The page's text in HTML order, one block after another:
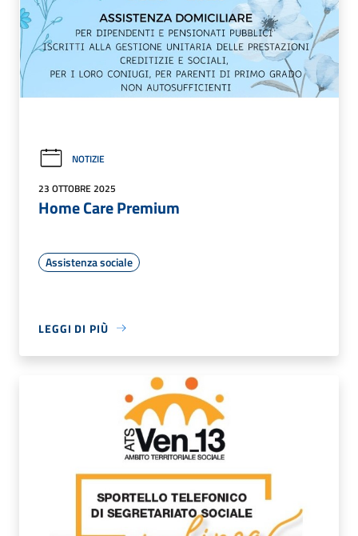
NOTIZIE
23 OTTOBRE 2025
Home Care Premium
Assistenza sociale
LEGGI DI PIÙ